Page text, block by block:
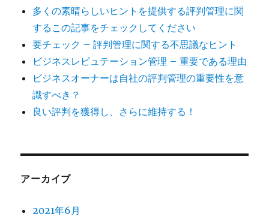
多くの素晴らしいヒントを提供する評判管理に関
するこの記事をチェックしてください
要チェック – 評判管理に関する不思議なヒント
ビジネスレピュテーション管理 – 重要である理由
ビジネスオーナーは自社の評判管理の重要性を意
識すべき？
良い評判を獲得し、さらに維持する！
アーカイブ
2021年6月